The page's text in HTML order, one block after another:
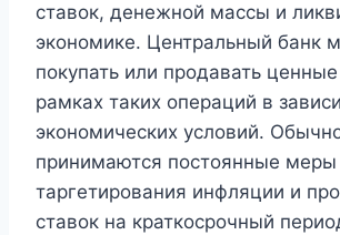
ставок, денежной массы и
экономике. Центральный банк
покупать или продавать
рамках таких операций в
экономических условий.
принимаются постоянные меры
таргетирования инфляции и
ставок на краткосрочный